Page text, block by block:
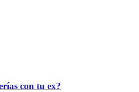
con tu ex?